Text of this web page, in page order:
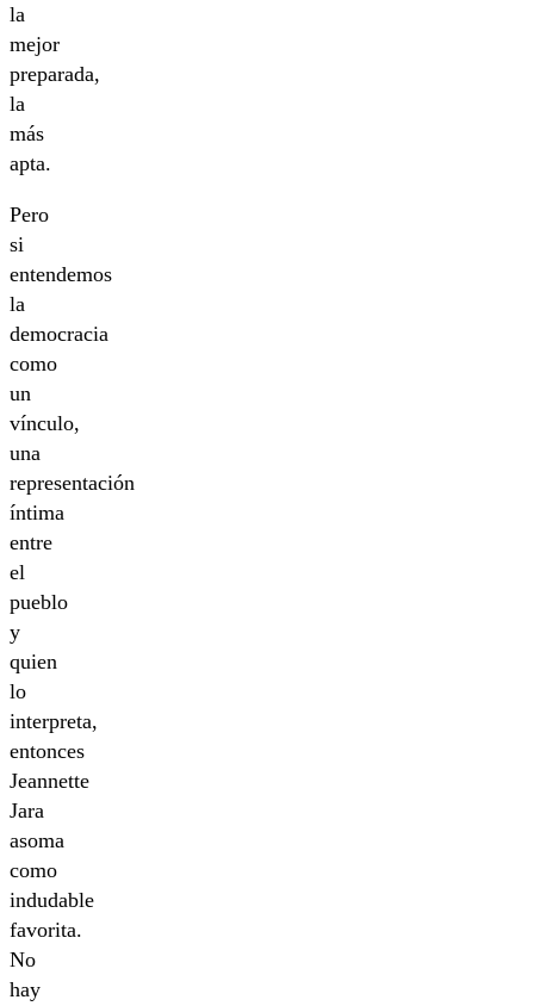
la
mejor
preparada,
la
más
apta.
Pero
si
entendemos
la
democracia
como
un
vínculo,
una
representación
íntima
entre
el
pueblo
y
quien
lo
interpreta,
entonces
Jeannette
Jara
asoma
como
indudable
favorita.
No
hay